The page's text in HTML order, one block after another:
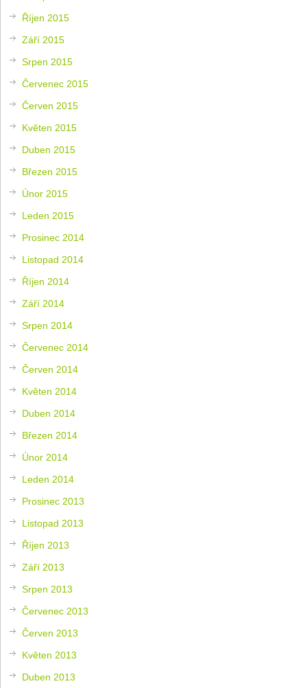
Říjen 2015
Září 2015
Srpen 2015
Červenec 2015
Červen 2015
Květen 2015
Duben 2015
Březen 2015
Únor 2015
Leden 2015
Prosinec 2014
Listopad 2014
Říjen 2014
Září 2014
Srpen 2014
Červenec 2014
Červen 2014
Květen 2014
Duben 2014
Březen 2014
Únor 2014
Leden 2014
Prosinec 2013
Listopad 2013
Říjen 2013
Září 2013
Srpen 2013
Červenec 2013
Červen 2013
Květen 2013
Duben 2013